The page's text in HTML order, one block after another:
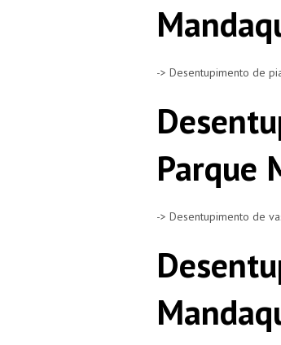
-> Desentupimento de
Parque
-> Desentupimento de